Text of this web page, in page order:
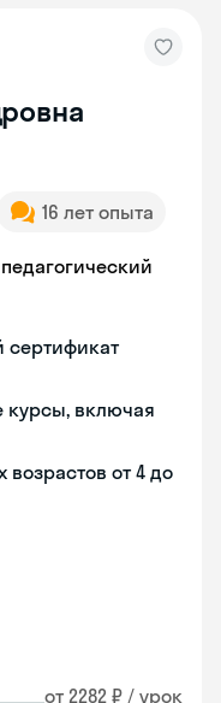
16 лет опыта
курсы, включая
возрастов от 4 до
от 2282 ₽ / урок